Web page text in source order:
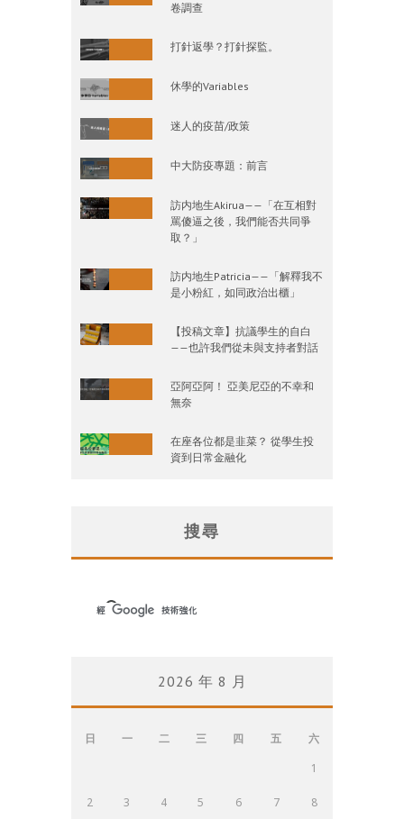
卷調查
打針返學？打針探監。
休學的Variables
迷人的疫苗/政策
中大防疫專題：前言
訪内地生Akirua——「在互相對
罵傻逼之後，我們能否共同爭
取？」
訪内地生Patricia——「解釋我不
是小粉紅，如同政治出櫃」
【投稿文章】抗議學生的自白
——也許我們從未與支持者對話
亞阿亞阿！ 亞美尼亞的不幸和
無奈
在座各位都是韭菜？ 從學生投
資到日常金融化
搜尋
2026 年 8 月
日 一 二 三 四 五
六
1
2 3 4 5 6 7 8